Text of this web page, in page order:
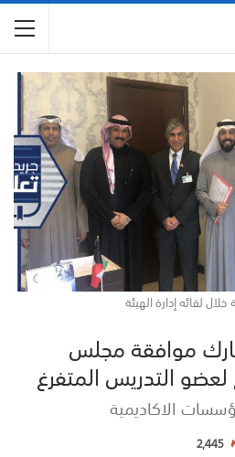
لقائه إدارة الهيئة
موافقة مجلس
لعضو التدريس المتفرغ
الاكاديمية
2,445